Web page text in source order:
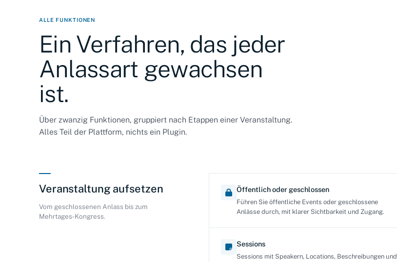
ALLE FUNKTIONEN
Ein Verfahren, das jeder
Anlassart gewachsen
ist.
Über zwanzig Funktionen, gruppiert nach Etappen einer Veranstaltung.
Alles Teil der Plattform, nichts ein Plugin.
Veranstaltung aufsetzen
Vom geschlossenen Anlass bis zum
Mehrtages‑Kongress.
Öffentlich oder geschlossen
Führen Sie öffentliche Events oder geschlossene
Anlässe durch, mit klarer Sichtbarkeit und Zugang.
Sessions
Sessions mit Speakern, Locations, Beschreibungen und